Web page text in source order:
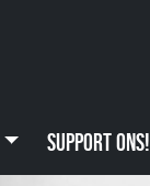
Support ons!